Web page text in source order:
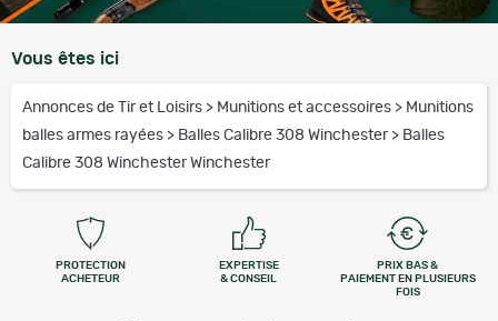
Vous êtes ici
Annonces de Tir et Loisirs > Munitions et accessoires > Munitions
balles armes rayées > Balles Calibre 308 Winchester > Balles
Calibre 308 Winchester Winchester
PROTECTION
ACHETEUR
EXPERTISE
& CONSEIL
PRIX BAS &
PAIEMENT EN PLUSIEURS
FOIS